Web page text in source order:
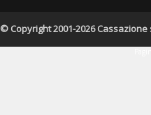
© Copyright 2001-2026 Cassazione